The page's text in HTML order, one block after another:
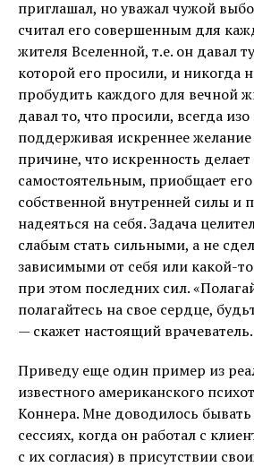
приглашал, но уважал чужой
считал его совершенным для
жителя Вселенной, т.е. он давал
которой его просили, и никогда
пробудить каждого для вечной
давал то, что просили, всегда изо
поддерживая искреннее желание
причине, что искренность делает
самостоятельным, приобщает
собственной внутренней силы и
надеяться на себя. Задача
слабым стать сильными, а не
зависимыми от себя или какой-
при этом последних сил.
полагайтесь на свое сердце,
— скажет настоящий врачеватель.
Приведу еще один пример из
известного американского
Коннера. Мне доводилось
сессиях, когда он работал с
с их согласия) в присутствии